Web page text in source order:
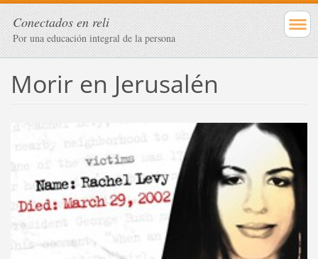
Conectados en reli
Por una educación integral de la persona
Morir en Jerusalén